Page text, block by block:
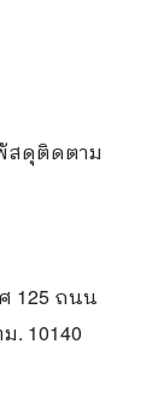
สดุติดตาม
125 ถนน
. 10140